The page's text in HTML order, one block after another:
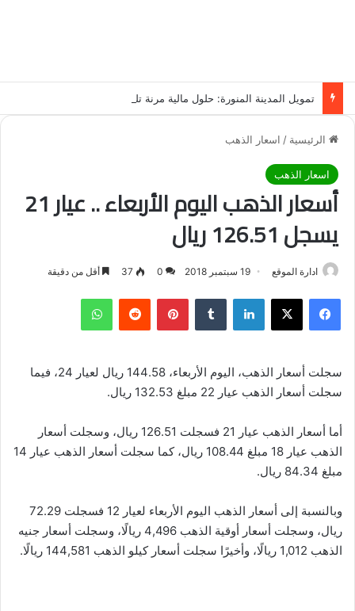
الرئيسية / اسعار الذهب
اسعار الذهب
أسعار الذهب اليوم الأربعاء .. عيار 21
يسجل 126.51 ريال
ادارة الموقع 19 سبتمبر 2018 0
37 أقل من دقيقة
فيسبوك لينكدإن بينتيريست
سجلت أسعار الذهب، اليوم الأربعاء، 144.58 ريال لعيار 24، فيما
سجلت أسعار الذهب عيار 22 مبلغ 132.53 ريال.
أما أسعار الذهب عيار 21 فسجلت 126.51 ريال، وسجلت أسعار
الذهب عيار 18 مبلغ 108.44 ريال، كما سجلت أسعار الذهب عيار 14
مبلغ 84.34 ريال.
وبالنسبة إلى أسعار الذهب اليوم الأربعاء لعيار 12 فسجلت 72.29
ريال، وسجلت أسعار أوقية الذهب 4,496 ريالًا، وسجلت أسعار جنيه
الذهب 1,012 ريالًا، وأخيرًا سجلت أسعار كيلو الذهب 144,581 ريالًا.